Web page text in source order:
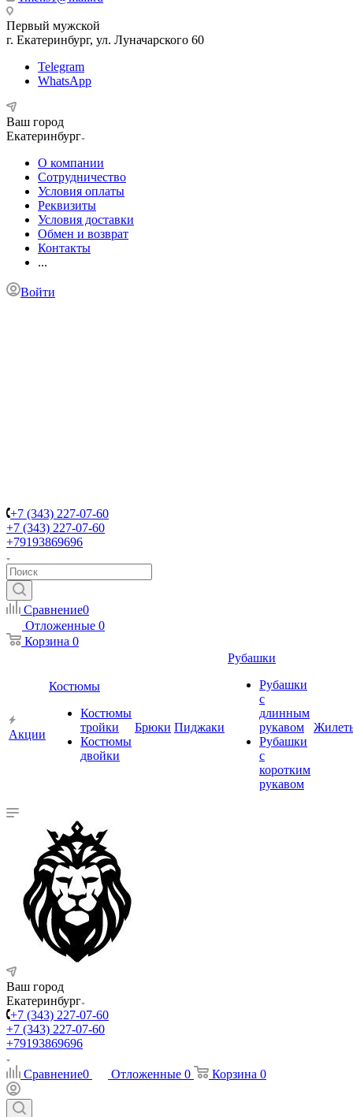
Первый мужской
г. Екатеринбург, ул. Луначарского 60
Telegram
WhatsApp
Ваш город
Екатеринбург
О компании
Сотрудничество
Условия оплаты
Реквизиты
Условия доставки
Обмен и возврат
Контакты
...
Войти
+7 (343) 227-07-60
+7 (343) 227-07-60
+79193869696
Сравнение0
Отложенные 0
Корзина 0
Акции
Костюмы
Костюмы
тройки
Костюмы
двойки
Брюки Пиджаки
Рубашки
Рубашки
с
длинным
рукавом
Рубашки
с
коротким
рукавом
Ваш город
Екатеринбург
+7 (343) 227-07-60
+7 (343) 227-07-60
+79193869696
Сравнение0 Отложенные 0 Корзина 0